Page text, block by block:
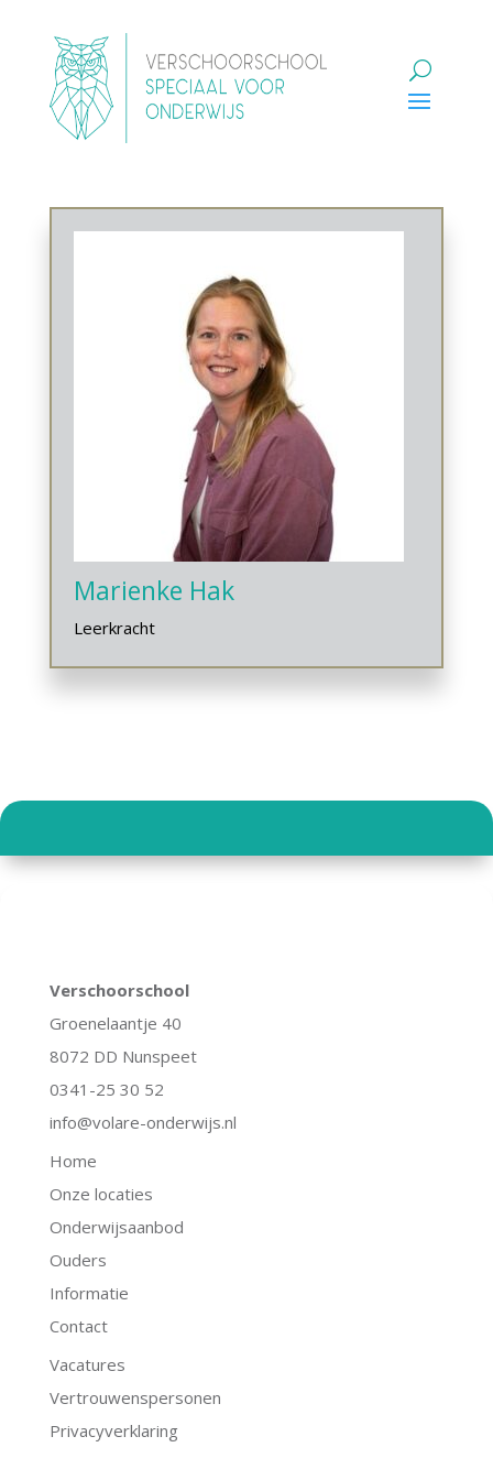
Marienke Hak
Leerkracht
Verschoorschool
Groenelaantje 40
8072 DD Nunspeet
0341-25 30 52
info@volare-onderwijs.nl
Home
Onze locaties
Onderwijsaanbod
Ouders
Informatie
Contact
Vacatures
Vertrouwenspersonen
Privacyverklaring